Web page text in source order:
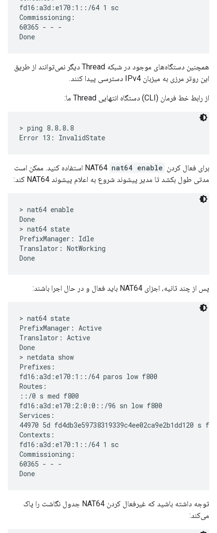
fd16:a3d:e170:1::/64 1 sc
Commissioning:
60365 - - -
همچنین دستگاه‌های موجود در شبکه Thread دیگر نمی‌توانند از طریق
این روتر مرزی به میزبان IPv4 دسترسی پیدا کنند.
از رابط خط فرمان (CLI) دستگاه انتهایی Thread ما:
> ping 8.8.8.8
برای فعال کردن NAT64 nat64 enable
استفاده کنید. ممکن است
مدتی طول بکشد تا مدیر پیشوند شروع به اعلام پیشوند NAT64 کند:
> nat64 enable
Done
> nat64 state
PrefixManager: Idle
Translator: NotWorking
پس از چند ثانیه، اجزای NAT64 باید فعال و در حال اجرا باشند:
> nat64 state
PrefixManager: Active
Translator: Active
Done
> netdata show
Prefixes:
fd16:a3d:e170:1::/64 paros low f800
Routes:
::/0 s med f800
fd16:a3d:e170:2:0:0::/96 sn low f800
Services:
44970 5d fd4db3e59738319339c4ee02ca9e2b1dd120 s
Contexts:
fd16:a3d:e170:1::/64 1 sc
Commissioning:
60365 - - -
توجه داشته باشید که غیرفعال کردن NAT64 جدول نگاشت را پاک
می‌کند: